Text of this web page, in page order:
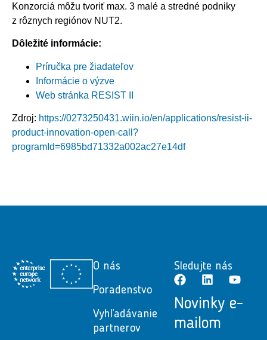
Konzorciá môžu tvoriť max. 3 malé a stredné podniky
z rôznych regiónov NUT2.
Dôležité informácie:
Príručka pre žiadateľov
Informácie o výzve
Web stránka RESIST II
Zdroj: https://0273250431.wiin.io/en/applications/resist-ii-
product-innovation-open-call?
programId=6985bd71332a002ac27e14df
O nás
Poradenstvo
Vyhľadávanie
partnerov
Sledujte nás
Novinky e-
mailom